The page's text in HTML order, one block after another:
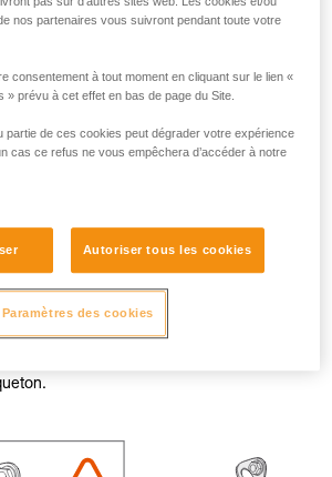
plaquette ou d’un piton présente
arêtes vives, les trous de connexion
les éléments textiles (comme une
En cas de doute, évitez de
nos partenaires vous suivront pendant toute votre
consentement à tout moment en cliquant sur le lien «
» prévu à cet effet en bas de page du Site.
partie de ces cookies peut dégrader votre expérience
cas ce refus ne vous empêchera d’accéder à notre
Autoriser tous les cookies
Paramètres des cookies